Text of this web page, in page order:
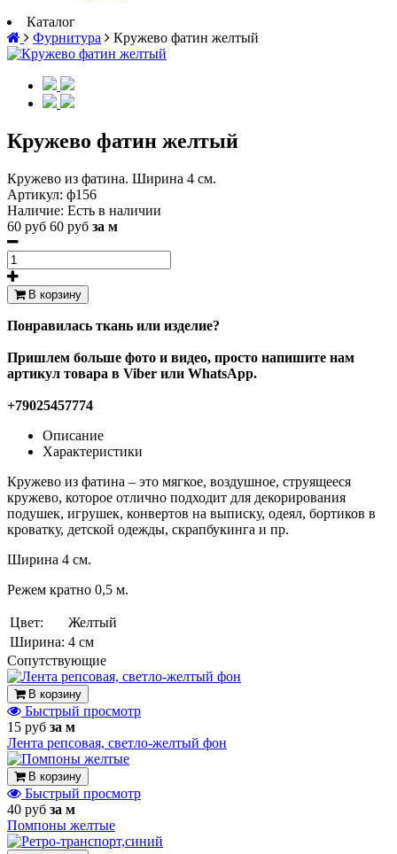
Каталог
Фурнитура
Кружево фатин желтый
Кружево фатин желтый
Кружево из фатина. Ширина 4 см.
Артикул: ф156
Наличие: Есть в наличии
60 руб 60 руб за м
В корзину
Понравилась ткань или изделие?
Пришлем больше фото и видео, просто напишите нам
артикул товара в Viber или WhatsApp.
+79025457774
Описание
Характеристики
Кружево из фатина – это мягкое, воздушное, струящееся
кружево, которое отлично подходит для декорирования
подушек, игрушек, конвертов на выписку, одеял, бортиков в
кроватку, детской одежды, скрапбукинга и пр.
Ширина 4 см.
Режем кратно 0,5 м.
Цвет:
Желтый
Ширина: 4 см
Cопутствующие
В корзину
Быстрый просмотр
15 руб за м
Лента репсовая, светло-желтый фон
В корзину
Быстрый просмотр
40 руб за м
Помпоны желтые